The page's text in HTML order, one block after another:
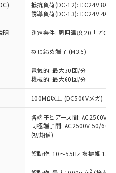
抵抗負荷(DC-12): DC24V 8A/
誘導負荷(DC-13): DC24V 4A/
明 測定条件: 周囲温度 20±2℃、
ねじ締め端子 (M3.5)
電気的: 最大30回/分
機械的: 最大60回/分
100MΩ以上 (DC500Vメガ)
各端子とアース間: AC2500V
同極端子間: AC2500V 50/
(初期値)
誤動作: 10～55Hz 複振幅
2
いただき、同意のうえ
当社制御機器事業取扱
状況および標準価格
せていただくもので
業取扱商品の中には、
象外となる商品もある
ださい。
標準価格照会結果は、
新日時点での社内デー
されるものであり、閲
の実際の在庫および標
る場合があることをご
指令（10物質）の
品で、対応品を出す予
指令（10物質）の
調査中または確認中の
ス料など無形物で、有
ない商品です。
、非含有部品として
判明した場合などや
とがあります。
(Hg) 1000ppm以下、 カド
以下、ポリ臭化ビフェニル
含有率が中国RoHSの
とを示します。
含有率が中国RoHSの
ことを示します。
。当社販売部門へお問
(GB/T26572)：
銀) : 1000ppm、 Cd(カドミウ
貴社製品のうち、外国
貿易法に定める商品
等」という）を輸出
提供する場合は、日本
可(または役務取引許
などの必要な手続きを